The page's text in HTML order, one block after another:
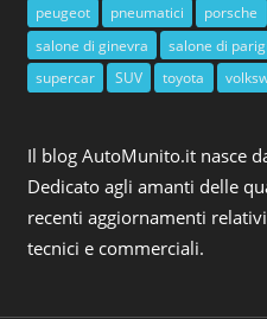
peugeot
pneumatici porsche
salone di ginevra
salone di parigi
supercar
SUV toyota
Il blog AutoMunito.it nasce
Dedicato agli amanti delle
recenti aggiornamenti
tecnici e commerciali.